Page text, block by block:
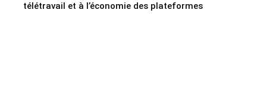
télétravail et à l’économie des plateformes